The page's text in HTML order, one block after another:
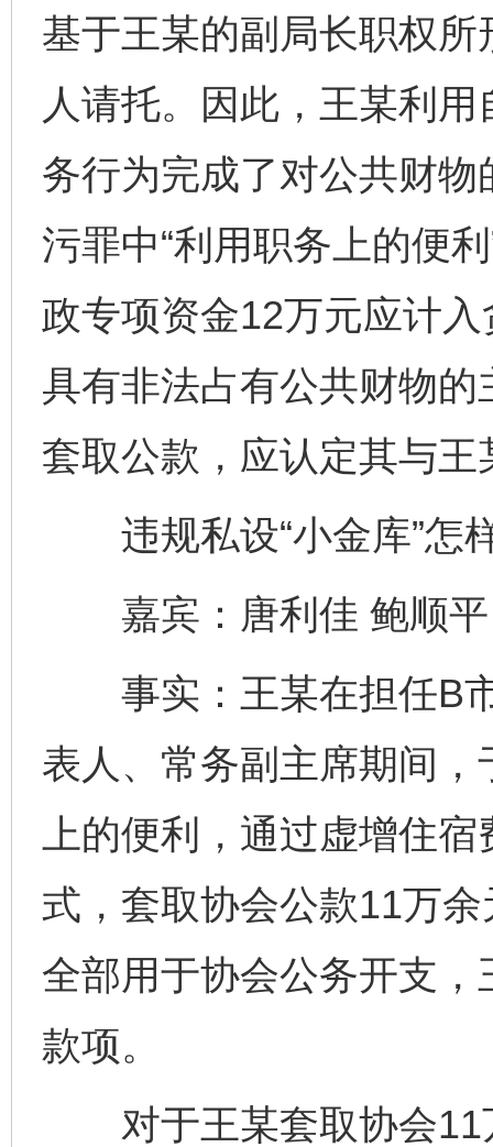
基于王某的副局长职权
人请托。因此，王某利
务行为完成了对公共财
污罪中“利用职务上的便
政专项资金12万元应计
具有非法占有公共财物
套取公款，应认定其与
违规私设“小金库”怎
嘉宾：唐利佳 鲍顺平
事实：王某在担任B市
表人、常务副主席期间
上的便利，通过虚增住
式，套取协会公款11万
全部用于协会公务开支
款项。
对于王某套取协会11